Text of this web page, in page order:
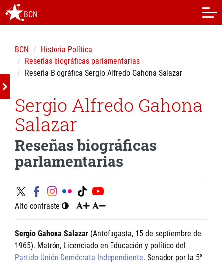
BCN
BCN
Historia Política
Reseñas biográficas parlamentarias
Reseña Biográfica Sergio Alfredo Gahona Salazar
Sergio Alfredo Gahona
Salazar
Reseñas biográficas
parlamentarias
Alto contraste
Sergio Gahona Salazar (Antofagasta, 15 de septiembre de
1965). Matrón, Licenciado en Educación y político del
Partido Unión Demócrata Independiente. Senador por la 5a